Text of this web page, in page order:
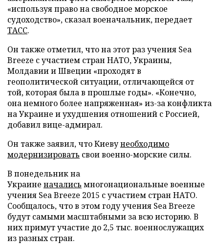
«используя право на свободное морское
судоходство», сказал военачальник, передает
ТАСС.
Он также отметил, что на этот раз учения Sea
Breeze с участием стран НАТО, Украины,
Молдавии и Швеции «проходят в
геополитической ситуации, отличающейся от
той, которая была в прошлые годы». «Конечно,
она немного более напряженная» из-за конфликта
на Украине и ухудшения отношений с Россией,
добавил вице-адмирал.
Он также заявил, что Киевунеобходимо
модернизировать свои военно-морские силы.
В понедельник на
Украине начались многонациональные военные
учения Sea Breeze 2015 с участием стран НАТО.
Сообщалось, что в этом году учения Sea Breeze
будут самыми масштабными за всю историю. В
них примут участие до 2,5 тыс. военнослужащих
из разных стран.